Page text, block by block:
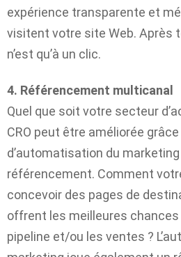
expérience transparente et
visitent votre site Web. Après
n’est qu’à un clic.
4. Référencement multicanal
Quel que soit votre secteur
CRO peut être améliorée
d’automatisation du marketing
référencement. Comment
concevoir des pages de
offrent les meilleures chances
pipeline et/ou les ventes ?